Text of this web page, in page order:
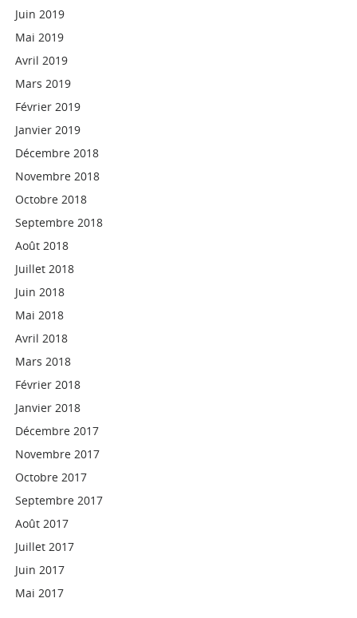
Juin 2019
Mai 2019
Avril 2019
Mars 2019
Février 2019
Janvier 2019
Décembre 2018
Novembre 2018
Octobre 2018
Septembre 2018
Août 2018
Juillet 2018
Juin 2018
Mai 2018
Avril 2018
Mars 2018
Février 2018
Janvier 2018
Décembre 2017
Novembre 2017
Octobre 2017
Septembre 2017
Août 2017
Juillet 2017
Juin 2017
Mai 2017